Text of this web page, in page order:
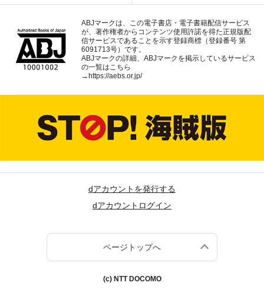
ABJマークは、この電子書店・電子書籍配信サービス
が、著作権者からコンテンツ使用許諾を得た正規版配
信サービスであることを示す登録商標（登録番号 第
6091713号）です。
ABJマークの詳細、ABJマークを掲示しているサービス
の一覧はこちら
→https://aebs.or.jp/
dアカウントを発行する
dアカウントログイン
ページトップへ
(c) NTT DOCOMO